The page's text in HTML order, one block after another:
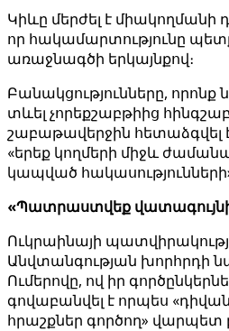
Կիևը մերժել է միակողմանի
որ հակամարտությունը
առաջնագծի երկայնքով։
Բանակցությունները,
տևել չորեքշաբթիից
շաբաթավերջին հետաձգվել
«երեք կողմերի միջև
կապված
«Պատրաստվեք
Ուկրաինայի
Անվտանգության խորհրդի
Ումերովը, ով իր
գովաբանվել է որպես
հրաշքներ գործող» վարպետ